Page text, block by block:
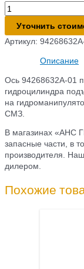
Количество
товара
Ось
94268632А-01
Уточнить
Артикул:
Описание
Ось 94268632А-01
гидроцилиндра
на
СМЗ.
В магазинах «АНС
запасные части, в
производителя.
дилером.
Похожие